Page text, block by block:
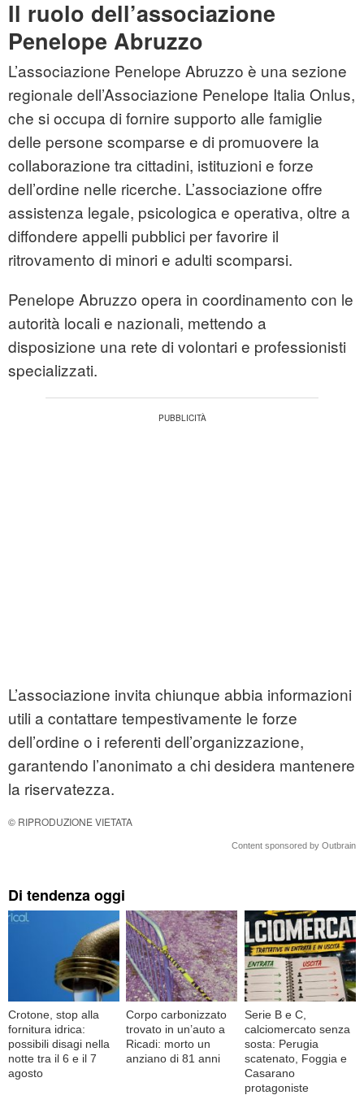
Il ruolo dell’associazione
Penelope Abruzzo
L’associazione Penelope Abruzzo è una sezione
regionale dell’Associazione Penelope Italia Onlus,
che si occupa di fornire supporto alle famiglie
delle persone scomparse e di promuovere la
collaborazione tra cittadini, istituzioni e forze
dell’ordine nelle ricerche. L’associazione offre
assistenza legale, psicologica e operativa, oltre a
diffondere appelli pubblici per favorire il
ritrovamento di minori e adulti scomparsi.
Penelope Abruzzo opera in coordinamento con le
autorità locali e nazionali, mettendo a
disposizione una rete di volontari e professionisti
specializzati.
L’associazione invita chiunque abbia informazioni
utili a contattare tempestivamente le forze
dell’ordine o i referenti dell’organizzazione,
garantendo l’anonimato a chi desidera mantenere
la riservatezza.
© RIPRODUZIONE VIETATA
Content sponsored by Outbrain
Di tendenza oggi
Crotone, stop alla
fornitura idrica:
possibili disagi nella
notte tra il 6 e il 7
agosto
Corpo carbonizzato
trovato in un’auto a
Ricadi: morto un
anziano di 81 anni
Serie B e C,
calciomercato senza
sosta: Perugia
scatenato, Foggia e
Casarano
protagoniste